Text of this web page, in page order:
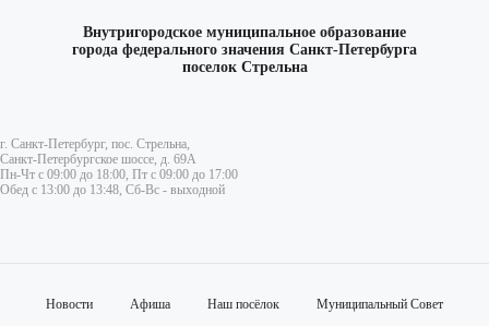
Внутригородское муниципальное образование
города федерального значения Санкт-Петербурга
поселок Стрельна
г. Санкт-Петербург, пос. Стрельна,
Санкт-Петербургское шоссе, д. 69А
Пн-Чт с 09:00 до 18:00, Пт с 09:00 до 17:00
Обед с 13:00 до 13:48, Сб-Вс - выходной
Новости Афиша Наш посёлок Муниципальный Совет